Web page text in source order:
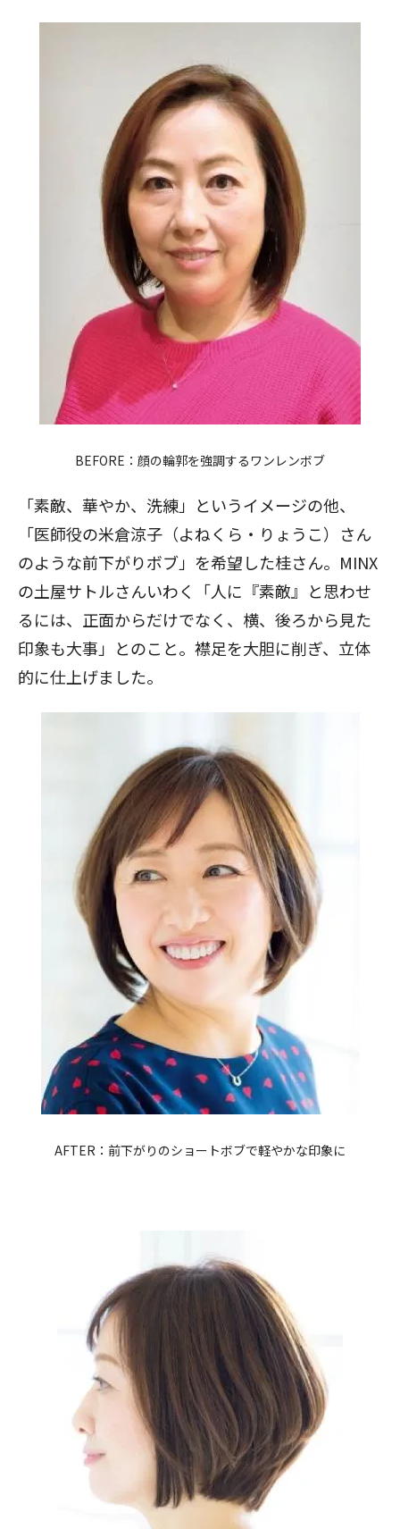
BEFORE：顔の輪郭を強調するワンレンボブ
「素敵、華やか、洗練」というイメージの他、
「医師役の米倉涼子（よねくら・りょうこ）さん
のような前下がりボブ」を希望した桂さん。MINX
の土屋サトルさんいわく「人に『素敵』と思わせ
るには、正面からだけでなく、横、後ろから見た
印象も大事」とのこと。襟足を大胆に削ぎ、立体
的に仕上げました。
AFTER：前下がりのショートボブで軽やかな印象に